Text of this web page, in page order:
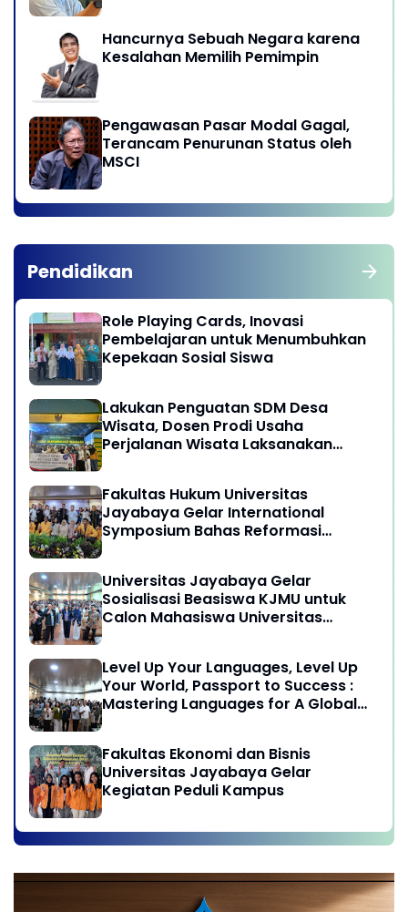
Hancurnya Sebuah Negara karena
Kesalahan Memilih Pemimpin
Pengawasan Pasar Modal Gagal,
Terancam Penurunan Status oleh
MSCI
Pendidikan
Role Playing Cards, Inovasi
Pembelajaran untuk Menumbuhkan
Kepekaan Sosial Siswa
Lakukan Penguatan SDM Desa
Wisata, Dosen Prodi Usaha
Perjalanan Wisata Laksanakan
Sukamandi Masagi - Kabupaten
Subang, Jawa Barat
Fakultas Hukum Universitas
Jayabaya Gelar International
Symposium Bahas Reformasi
Universitas Jayabaya Gelar
Sosialisasi Beasiswa KJMU untuk
Calon Mahasiswa Universitas
Level Up Your Languages, Level Up
Your World, Passport to Success :
Mastering Languages for A Global
Fakultas Ekonomi dan Bisnis
Universitas Jayabaya Gelar
Kegiatan Peduli Kampus